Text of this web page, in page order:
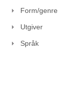
Form/genre
Utgiver
Språk